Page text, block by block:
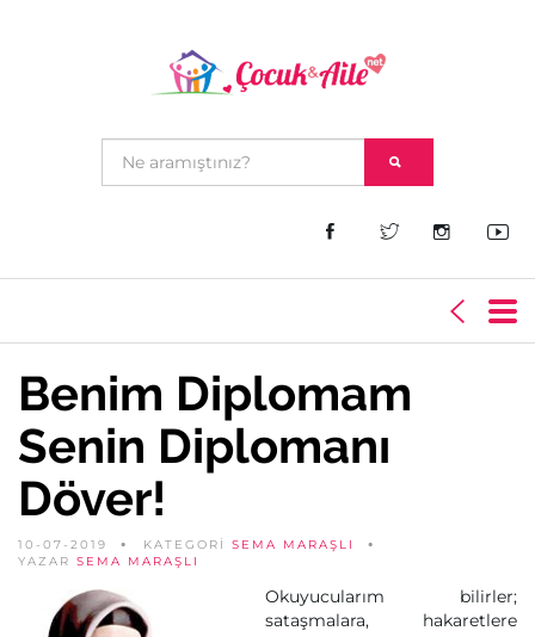
Benim Diplomam
Senin Diplomanı
Döver!
10-07-2019 KATEGORİ SEMA MARAŞLI
YAZAR SEMA MARAŞLI
Okuyucularım bilirler;
sataşmalara, hakaretlere